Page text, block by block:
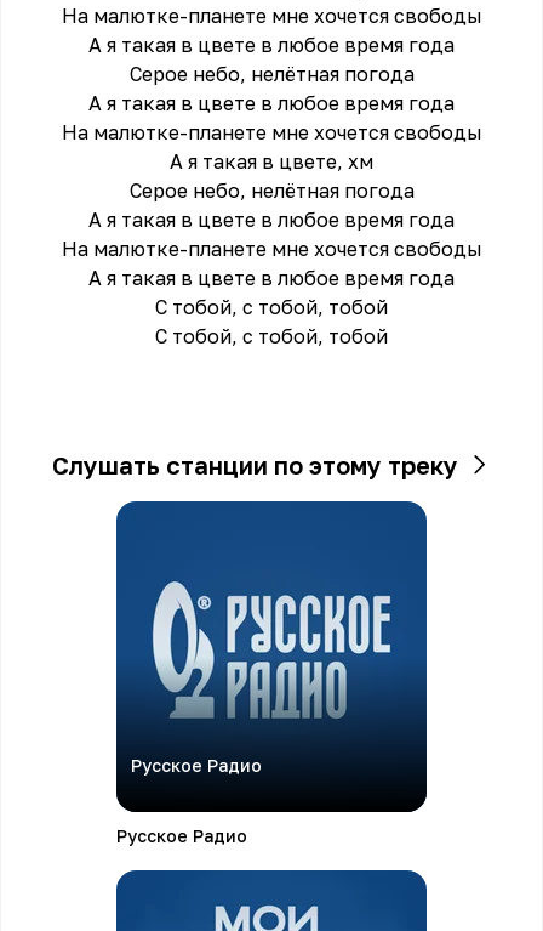
На малютке-планете мне хочется свободы
А я такая в цвете в любое время года
Серое небо, нелётная погода
А я такая в цвете в любое время года
На малютке-планете мне хочется свободы
А я такая в цвете, хм
Серое небо, нелётная погода
А я такая в цвете в любое время года
На малютке-планете мне хочется свободы
А я такая в цвете в любое время года
С тобой, с тобой, тобой
С тобой, с тобой, тобой
Слушать станции по этому треку
Русское Радио
Русское Радио